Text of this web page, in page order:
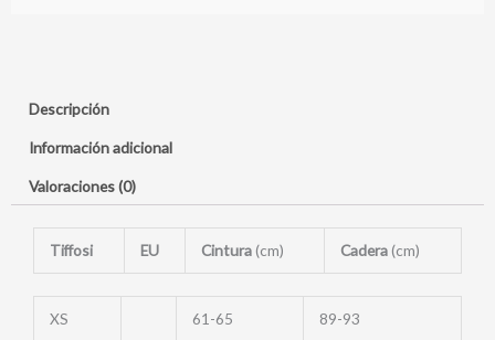
Descripción
Información adicional
Valoraciones (0)
Tiffosi EU Cintura(cm) Cadera(cm)
XS 61-65 89-93